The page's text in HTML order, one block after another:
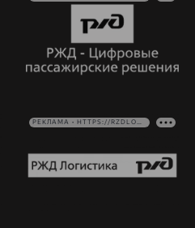
РЕКЛАМА • HTTPS://RZDLOG.RU/